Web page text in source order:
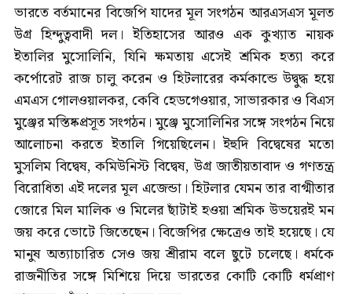
ভারতে বর্তমানের বিজেপি যাদের মূল সংগঠন আরএসএস মূলত
উগ্র হিন্দুত্ববাদী দল। ইতিহাসের আরও এক কুখ্যাত নায়ক
ইতালির মুসোলিনি, যিনি ক্ষমতায় এসেই শ্রমিক হত্যা করে
কর্পোরেট রাজ চালু করেন ও হিটলারের কর্মকান্ডে উদ্বুদ্ধ হয়ে
এমএস গোল‌ওয়ালকর, কেবি হেডগেওয়ার, সাভারকার ও বিএস
মুঞ্জের মস্তিষ্কপ্রসূত সংগঠন। মুঞ্জে মুসোলিনির সঙ্গে সংগঠন নিয়ে
আলোচনা করতে ইতালি গিয়েছিলেন। ইহুদি বিদ্বেষের মতো
মুসলিম বিদ্বেষ, কমিউনিস্ট বিদ্বেষ, উগ্র জাতীয়তাবাদ ও গণতন্ত্র
বিরোধিতা এই দলের মূল এজেন্ডা। হিটলার যেমন তার বাগ্মীতার
জোরে মিল মালিক ও মিলের ছাঁটাই হ‌ওয়া শ্রমিক উভয়েরই মন
জয় করে ভোটে জিতেছেন। বিজেপির ক্ষেত্রেও তাই হয়েছে। যে
মানুষ অত্যাচারিত সেও জয় শ্রীরাম বলে ছুটে চলেছে। ধর্মকে
রাজনীতির সঙ্গে মিশিয়ে দিয়ে ভারতের কোটি কোটি ধর্মপ্রাণ